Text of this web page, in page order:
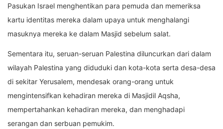
Pasukan Israel menghentikan para pemuda dan memeriksa
kartu identitas mereka dalam upaya untuk menghalangi
masuknya mereka ke dalam Masjid sebelum salat.
Sementara itu, seruan-seruan Palestina diluncurkan dari dalam
wilayah Palestina yang diduduki dan kota-kota serta desa-desa
di sekitar Yerusalem, mendesak orang-orang untuk
mengintensifkan kehadiran mereka di Masjidil Aqsha,
mempertahankan kehadiran mereka, dan menghadapi
serangan dan serbuan pemukim.